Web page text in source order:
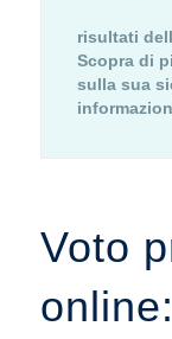
risultati
Scopra di
sulla sua
Voto